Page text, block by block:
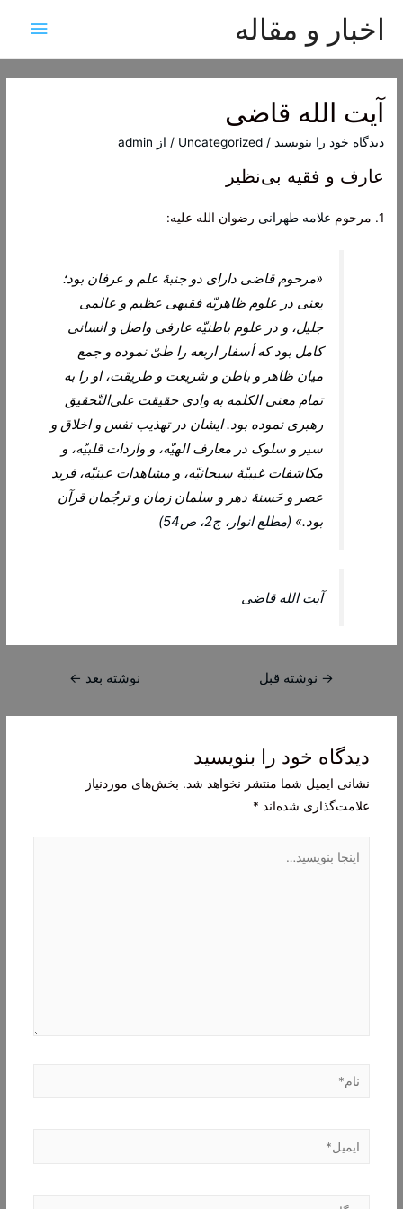
اخبار و مقاله
اصلی
آیت الله قاضی
دیدگاه‌ خود را بنویسید /
Uncategorized / از admin
عارف و فقیه بی‌نظیر
1. مرحوم علامه طهرانی رضوان الله علیه:
«مرحوم قاضی دارای دو جنبۀ‌ علم و عرفان بود؛
یعنی در علوم ظاهریّه فقیهی عظیم و عالمی
جلیل، و در علوم باطنیّه عارفی واصل و انسانی
کامل بود که أسفار اربعه را طیّ نموده و جمع
میان ظاهر و باطن و شریعت و طریقت، او را به
تمام معنی الکلمه به وادی حقیقت علی‌التّحقیق
رهبری نموده بود. ایشان در تهذیب‌ نفس‌ و اخلاق‌ و
سیر و سلوک‌ در معارف‌ الهیّه، و واردات‌ قلبیّه‌، و
مکاشفات‌ غیبیّۀ سبحانیّه‌، و مشاهدات‌ عینیّه‌، فرید
عصر و حَسنۀ دهر و سلمان‌ زمان‌ و ترجُمان‌ قرآن‌
بود.» (مطلع انوار، ج2، ص54)
آیت الله قاضی
راهبری
→ نوشته قبل نوشته بعد ←
دیدگاه‌ خود را بنویسید
نشانی ایمیل شما منتشر نخواهد شد. بخش‌های موردنیاز
علامت‌گذاری شده‌اند *
بنویسید…
نام*
ایمیل*
وبگاه